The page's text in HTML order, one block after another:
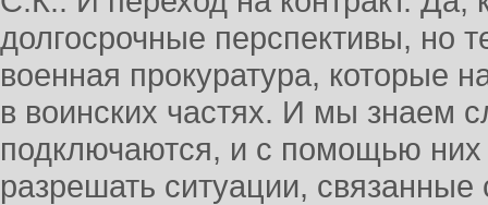
долгосрочные перспективы, но
военная прокуратура, которые
в воинских частях. И мы знаем
подключаются, и с помощью них
разрешать ситуации,